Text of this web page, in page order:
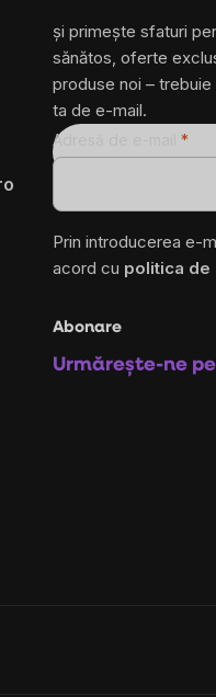
și primește sfaturi
sănătos, oferte
produse noi –
ta de e-mail.
Adresă de e-mail
Prin introducerea e-
acord cu politica de
Abonare
Urmărește-ne